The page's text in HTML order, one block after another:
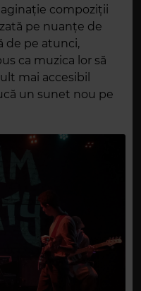
compoziții
pe nuanțe de
de pe atunci,
ca muzica lor să
mai accesibil
un sunet nou pe